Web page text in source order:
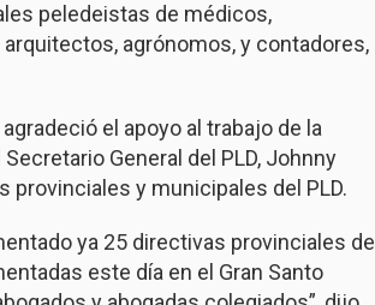
peledeistas de médicos,
agrónomos, y contadores,
el apoyo al trabajo de la
General del PLD, Johnny
provinciales y municipales del PLD.
ya 25 directivas provinciales de
este día en el Gran Santo